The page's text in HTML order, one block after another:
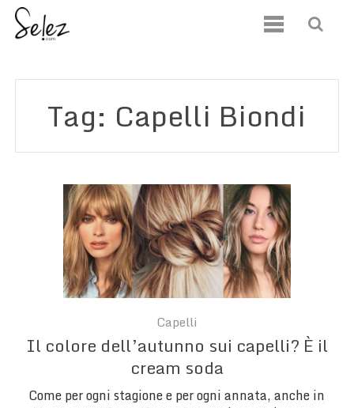
Tag: Capelli Biondi
Capelli
Il colore dell’autunno sui capelli? È il
cream soda
Come per ogni stagione e per ogni annata, anche in